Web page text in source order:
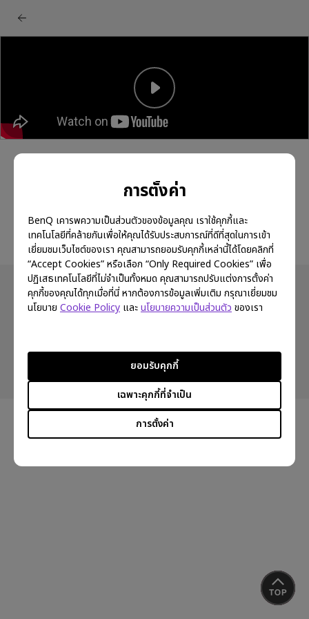
การตั้งค่า
BenQ เคารพความเป็นส่วนตัวของข้อมูลคุณ เราใช้คุกกี้และ
เทคโนโลยีที่คล้ายกันเพื่อให้คุณได้รับประสบการณ์ที่ดีที่สุดในการเข้า
เยี่ยมชมเว็บไซต์ของเรา คุณสามารถยอมรับคุกกี้เหล่านี้ได้โดยคลิกที่
“Accept Cookies” หรือเลือก “Only Required Cookies” เพื่อ
ปฏิเสธเทคโนโลยีที่ไม่จำเป็นทั้งหมด คุณสามารถปรับแต่งการตั้งค่า
คุกกี้ของคุณได้ทุกเมื่อที่นี่ หากต้องการข้อมูลเพิ่มเติม กรุณาเยี่ยมชม
นโยบาย Cookie Policy และนโยบายความเป็นส่วนตัว ของเรา
การตั้งค่า
เฉพาะคุกกี้ที่จำเป็น
ยอมรับคุกกี้
BenQ MA series monitor: คู่มือเริ่มต้นตั้งค่า
Cookie Policy Import/Export Compliance